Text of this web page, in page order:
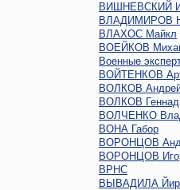
ВИШНЕВСКИЙ
ВЛАДИМИРОВ
ВЛАХОС Майкл
ВОЕЙКОВ
Военные
ВОЙТЕНКОВ
ВОЛКОВ
ВОЛКОВ
ВОЛЧЕНКО
ВОНА Габор
ВОРОНЦОВ
ВОРОНЦОВ
ВРНС
ВЫВАДИЛА